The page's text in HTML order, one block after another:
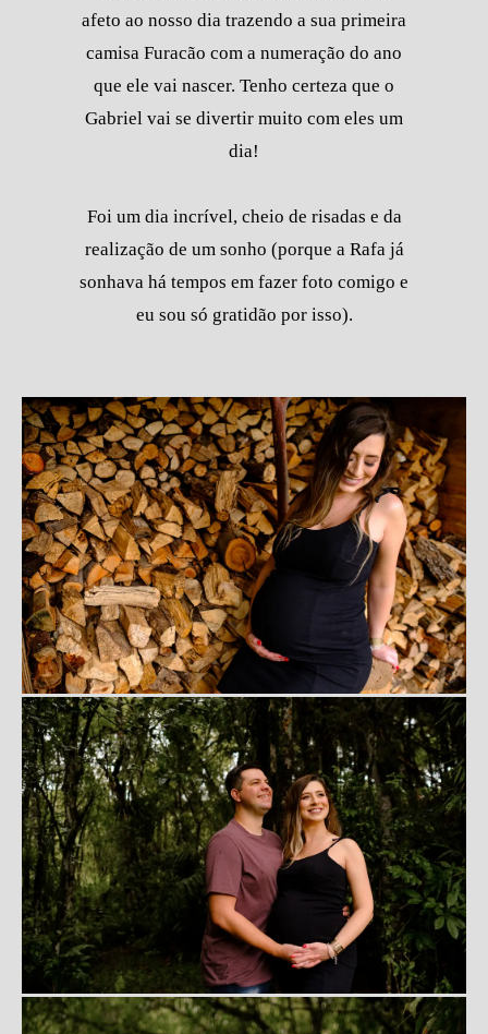
afeto ao nosso dia trazendo a sua primeira
camisa Furacão com a numeração do ano
que ele vai nascer. Tenho certeza que o
Gabriel vai se divertir muito com eles um
dia!
Foi um dia incrível, cheio de risadas e da
realização de um sonho (porque a Rafa já
sonhava há tempos em fazer foto comigo e
eu sou só gratidão por isso).